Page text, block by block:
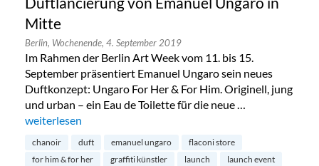
Mitte
Berlin, Wochenende, 4. September 2019
Im Rahmen der Berlin Art Week vom 11. bis 15.
September präsentiert Emanuel Ungaro sein neues
Duftkonzept: Ungaro For Her & For Him. Originell, jung
und urban – ein Eau de Toilette für die neue …
„Duftlancierung von Emanuel Ungaro in Mitte“
weiterlesen
chanoir duft emanuel ungaro
flaconi store
for him & for her
graffiti künstler launch
launch event